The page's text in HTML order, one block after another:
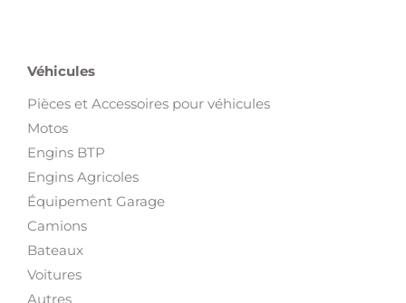
Véhicules
Pièces et Accessoires pour véhicules
Motos
Engins BTP
Engins Agricoles
Équipement Garage
Camions
Bateaux
Voitures
Autres